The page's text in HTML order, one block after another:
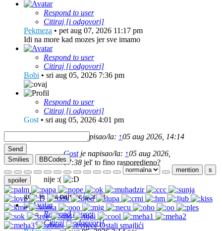
Respond to user
Citiraj [i odgovori]
Pekmeza • pet aug 07, 2026 11:17 pm
Idi na more kad mozes jer sve imamo
Respond to user
Citiraj [i odgovori]
Bobi • sri aug 05, 2026 7:36 pm
Respond to user
Citiraj [i odgovori]
Gost • sri aug 05, 2026 4:01 pm
je napisao/la: ↑05 aug 2026, 14:14
Gostje napisao/la: ↑05 aug 2026,
07:38 jel' to fino rasporedjeno?
nije :(
gdje te ima najvise
Respond to user
Citiraj [i odgovori]
Send
Smilies
BBCodes
mention
s
spoiler
Ostali smajlići